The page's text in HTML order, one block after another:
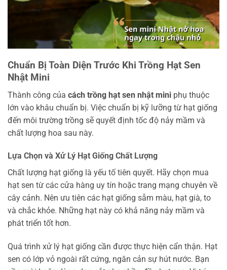
Chuẩn Bị Toàn Diện Trước Khi Trồng Hạt Sen
Nhật Mini
Thành công của cách trồng hạt sen nhật mini phụ thuộc
lớn vào khâu chuẩn bị. Việc chuẩn bị kỹ lưỡng từ hạt giống
đến môi trường trồng sẽ quyết định tốc độ nảy mầm và
chất lượng hoa sau này.
Lựa Chọn và Xử Lý Hạt Giống Chất Lượng
Chất lượng hạt giống là yếu tố tiên quyết. Hãy chọn mua
hạt sen từ các cửa hàng uy tín hoặc trang mạng chuyên về
cây cảnh. Nên ưu tiên các hạt giống sẫm màu, hạt già, to
và chắc khỏe. Những hạt này có khả năng nảy mầm và
phát triển tốt hơn.
Quá trình xử lý hạt giống cần được thực hiện cẩn thận. Hạt
sen có lớp vỏ ngoài rất cứng, ngăn cản sự hút nước. Bạn